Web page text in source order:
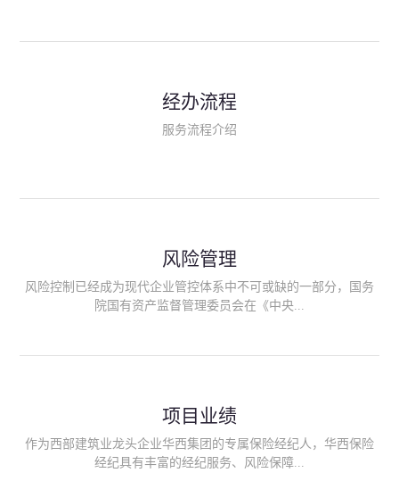
险、政府公共安全责任保险/自然灾害公众责任保险、精神病监护
人责任险、首台套/首版次保险、科技保险等）；（三）传统财产
险产品；（六）保险招投标业务。随着业务的开展，华西经纪会
供专业、优质的保险经纪服务。
经办流程
服务流程介绍
风险管理
风险控制已经成为现代企业管控体系中不可或缺的一部分，国务
院国有资产监督管理委员会在《中央...
能够为客户降低风险管理成本，提高经营效率；能够为企业提供
从风险评估、风险分析、风险防范、风险转移到灾后防损、索赔
等全方位、全过程、专家式的服务，拓展和深化由保险公司提供
项目业绩
作为西部建筑业龙头企业华西集团的专属保险经纪人，华西保险
经纪具有丰富的经纪服务、风险保障...